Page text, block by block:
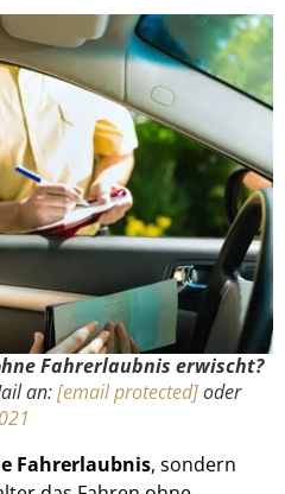
Fahrerlaubnis erwischt?
an:[email protected]oder
Fahrerlaubnis, sondern